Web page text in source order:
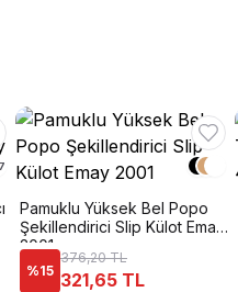
Pamuklu Yüksek Bel Popo
Şekillendirici Slip Külot Emay
2001
%15
376,20 TL
321,65 TL